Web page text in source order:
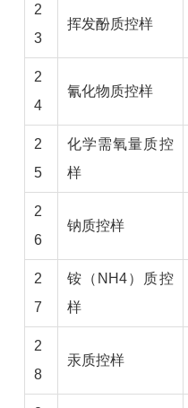
2
3
挥发酚质控样
2
4
氰化物质控样
2
5
化学需氧量质控
样
2
6
钠质控样
2
7
铵（NH4）质控
样
2
8
汞质控样